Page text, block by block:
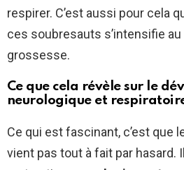
respirer. C’est aussi pour cela
ces soubresauts s’intensifie
grossesse.
Ce que cela révèle sur le
neurologique et
Ce qui est fascinant, c’est que
vient pas tout à fait par hasard.